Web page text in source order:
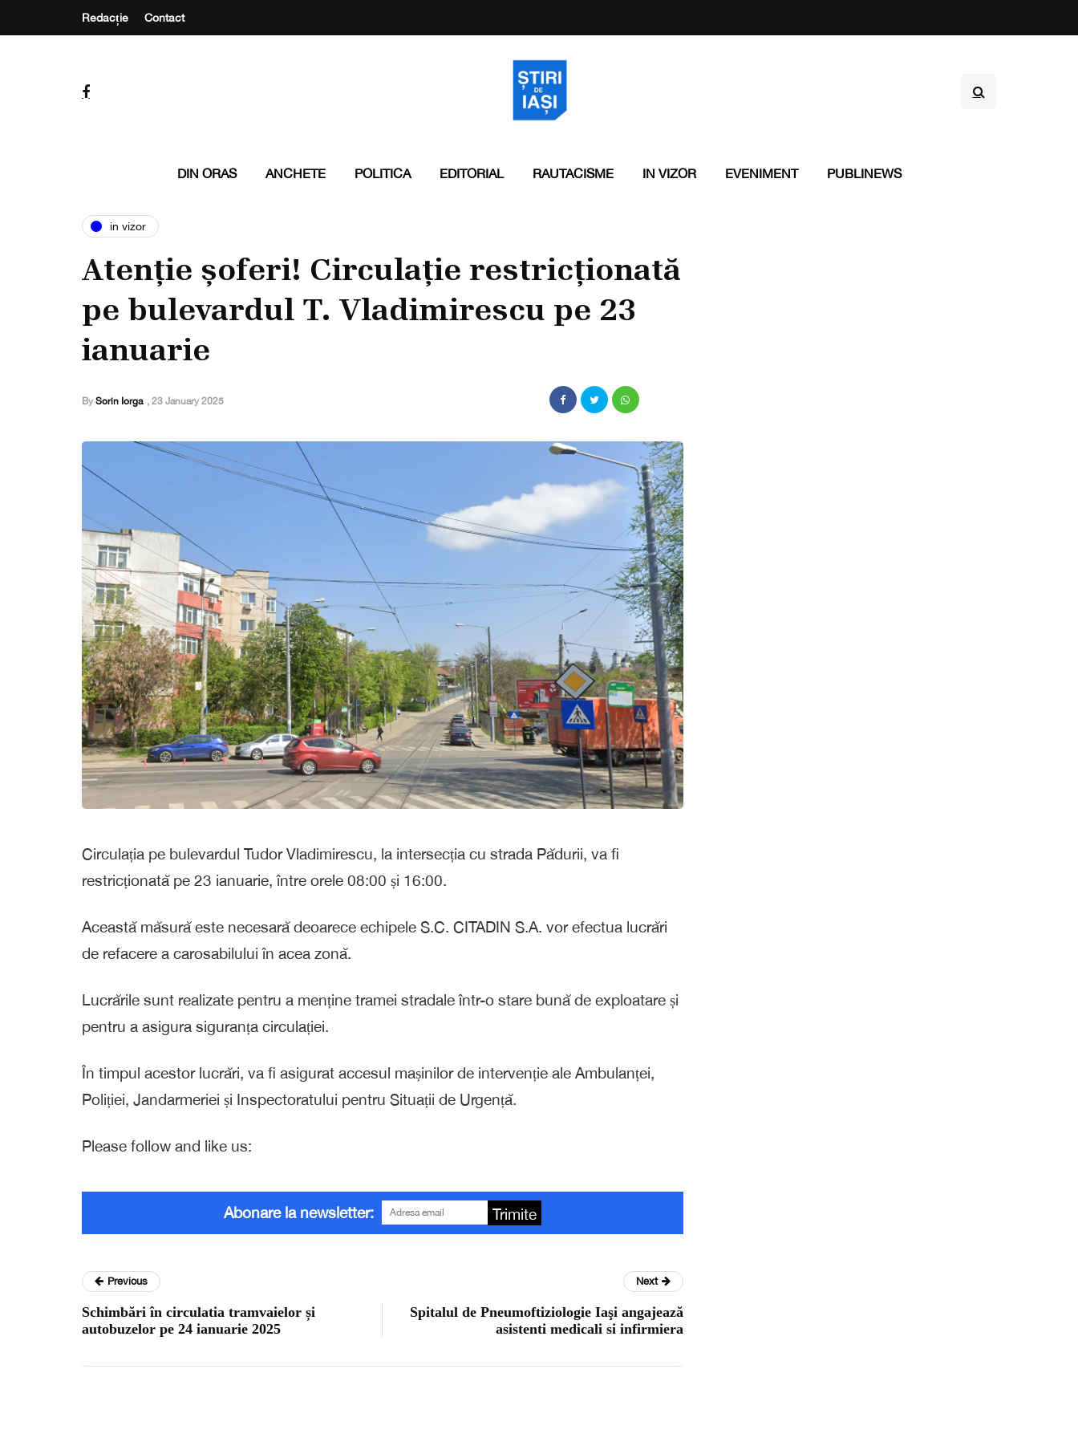
Redacție Contact
DIN ORAS ANCHETE POLITICA EDITORIAL RAUTACISME IN VIZOR EVENIMENT PUBLINEWS
in vizor
Atenție șoferi! Circulație restricționată
pe bulevardul T. Vladimirescu pe 23
ianuarie
By Sorin Iorga , 23 January 2025
Circulația pe bulevardul Tudor Vladimirescu, la intersecția cu strada Pădurii, va fi
restricționată pe 23 ianuarie, între orele 08:00 și 16:00.
Această măsură este necesară deoarece echipele S.C. CITADIN S.A. vor efectua lucrări
de refacere a carosabilului în acea zonă.
Lucrările sunt realizate pentru a menține tramei stradale într-o stare bună de exploatare și
pentru a asigura siguranța circulației.
În timpul acestor lucrări, va fi asigurat accesul mașinilor de intervenție ale Ambulanței,
Poliției, Jandarmeriei și Inspectoratului pentru Situații de Urgență.
Please follow and like us:
Abonare la newsletter: Trimite
Previous
Schimbări în circulatia tramvaielor și
autobuzelor pe 24 ianuarie 2025
Next
Spitalul de Pneumoftiziologie Iaşi angajează
asistenti medicali si infirmiera